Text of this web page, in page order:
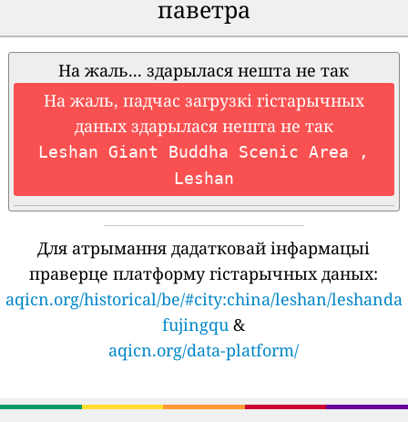
паветра
На жаль... здарылася нешта не так
На жаль, падчас загрузкі гістарычных
даных здарылася нешта не так
Leshan Giant Buddha Scenic Area ,
Leshan
Для атрымання дадатковай інфармацыі
праверце платформу гістарычных даных:
aqicn.org/historical/be/#city:china/leshan/leshanda
fujingqu &
aqicn.org/data-platform/